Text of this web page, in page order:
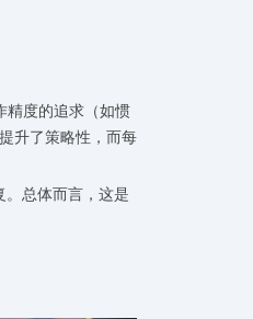
精度的追求（如惯
升了策略性，而每
。总体而言，这是